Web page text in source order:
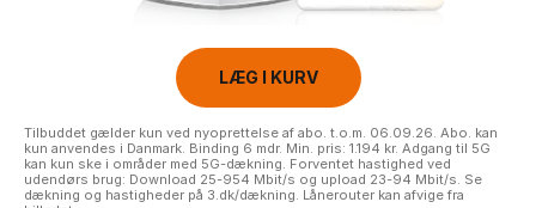
LÆG I KURV
Tilbuddet gælder kun ved nyoprettelse af abo. t.o.m. 06.09.26. Abo. kan
kun anvendes i Danmark. Binding 6 mdr. Min. pris: 1.194 kr. Adgang til 5G
kan kun ske i områder med 5G-dækning. Forventet hastighed ved
udendørs brug: Download 25-954 Mbit/s og upload 23-94 Mbit/s. Se
dækning og hastigheder på 3.dk/dækning. Lånerouter kan afvige fra